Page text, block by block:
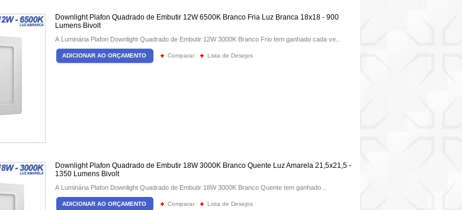
Downlight Plafon Quadrado de Embutir 12W 6500K Branco Fria Luz Branca 18x18 - 900
Lumens Bivolt
A Luminária Plafon Downlight Quadrado de Embutir 12W 3000K Branco Frio tem ganhado cada ve..
Comparar Lista de Desejos
Downlight Plafon Quadrado de Embutir 18W 3000K Branco Quente Luz Amarela 21,5x21,5 -
1350 Lumens Bivolt
A Luminária Plafon Downlight Quadrado de Embutir 18W 3000K Branco Quente tem ganhado ..
Comparar Lista de Desejos